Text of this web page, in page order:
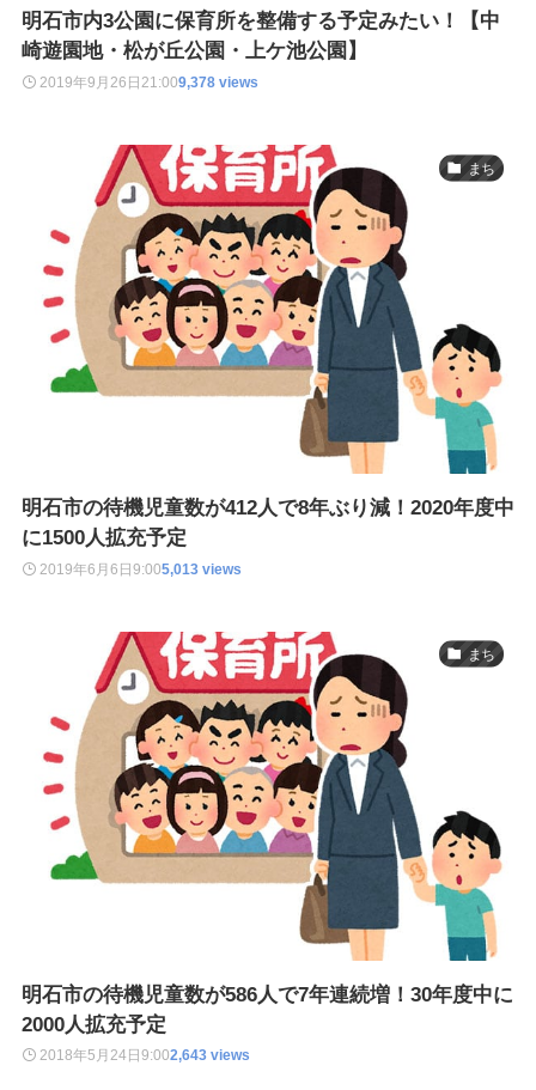
明石市内3公園に保育所を整備する予定みたい！【中
崎遊園地・松が丘公園・上ケ池公園】
2019年9月26日21:009,378 views
まち
明石市の待機児童数が412人で8年ぶり減！2020年度中
に1500人拡充予定
2019年6月6日9:005,013 views
まち
明石市の待機児童数が586人で7年連続増！30年度中に
2000人拡充予定
2018年5月24日 9:002,643 views